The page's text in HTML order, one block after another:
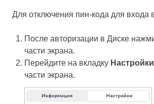
Для отключения пин-кода для входа
После авторизации в Диске
части экрана.
Перейдите на вкладку Настройки
части экрана.